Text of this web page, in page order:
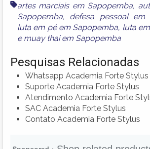
artes marciais em Sapopemba,
Sapopemba, defesa pessoal em
luta em pé em Sapopemba, luta
e muay thai em Sapopemba
Pesquisas Relacionadas
Whatsapp Academia Forte Stylus
Suporte Academia Forte Stylus
Atendimento Academia Forte
SAC Academia Forte Stylus
Contato Academia Forte Stylus